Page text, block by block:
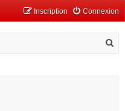
Connexion
Inscription